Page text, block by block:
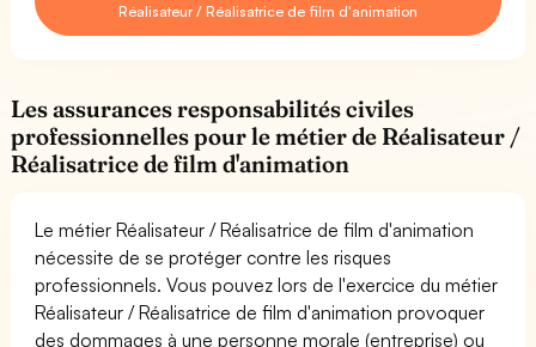
Réalisateur / Réalisatrice de film d'animation
Les assurances responsabilités civiles
professionnelles pour le métier de Réalisateur /
Réalisatrice de film d'animation
Le métier Réalisateur / Réalisatrice de film d'animation
nécessite de se protéger contre les risques
professionnels. Vous pouvez lors de l'exercice du métier
Réalisateur / Réalisatrice de film d'animation provoquer
des dommages à une personne morale (entreprise) ou